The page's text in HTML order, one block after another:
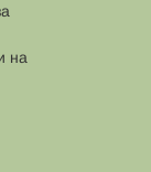
на